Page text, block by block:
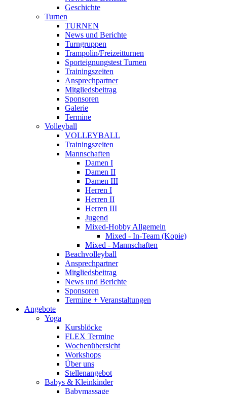
Geschichte
Turnen
TURNEN
News und Berichte
Turngruppen
Trampolin/Freizeitturnen
Sporteignungstest Turnen
Trainingszeiten
Ansprechpartner
Mitgliedsbeitrag
Sponsoren
Galerie
Termine
Volleyball
VOLLEYBALL
Trainingszeiten
Mannschaften
Damen I
Damen II
Damen III
Herren I
Herren II
Herren III
Jugend
Mixed-Hobby Allgemein
Mixed - In-Team (Kopie)
Mixed - Mannschaften
Beachvolleyball
Ansprechpartner
Mitgliedsbeitrag
News und Berichte
Sponsoren
Termine + Veranstaltungen
Angebote
Yoga
Kursblöcke
FLEX Termine
Wochenübersicht
Workshops
Über uns
Stellenangebot
Babys & Kleinkinder
Babymassage